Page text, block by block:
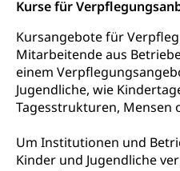
Kurse für
Kursangebote für
Mitarbeitende aus
einem
Jugendliche, wie
Tagesstrukturen, Mensen
Um Institutionen und
Kinder und Jugendliche